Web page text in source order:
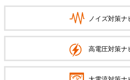
ノイズ対策ナ
高電圧対策ナ